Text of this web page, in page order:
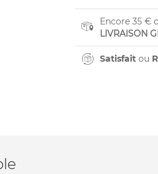
Encore 35 €
LIVRAISON
Satisfaitou